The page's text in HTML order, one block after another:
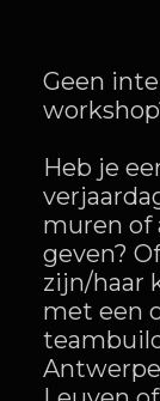
Geen
Heb je
muren of
geven?
zijn/haar
met een